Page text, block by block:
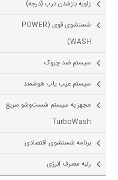
زاویه بازشدن درب (درجه)
شستشوی قوی (POWER
WASH)
سیستم ضد چروک
سیستم عیب یاب هوشمند
مجهز به سیستم شست‌وشو سریع
TurboWash
برنامه شستشوی اقتصادی
رتبه مصرف انرژی